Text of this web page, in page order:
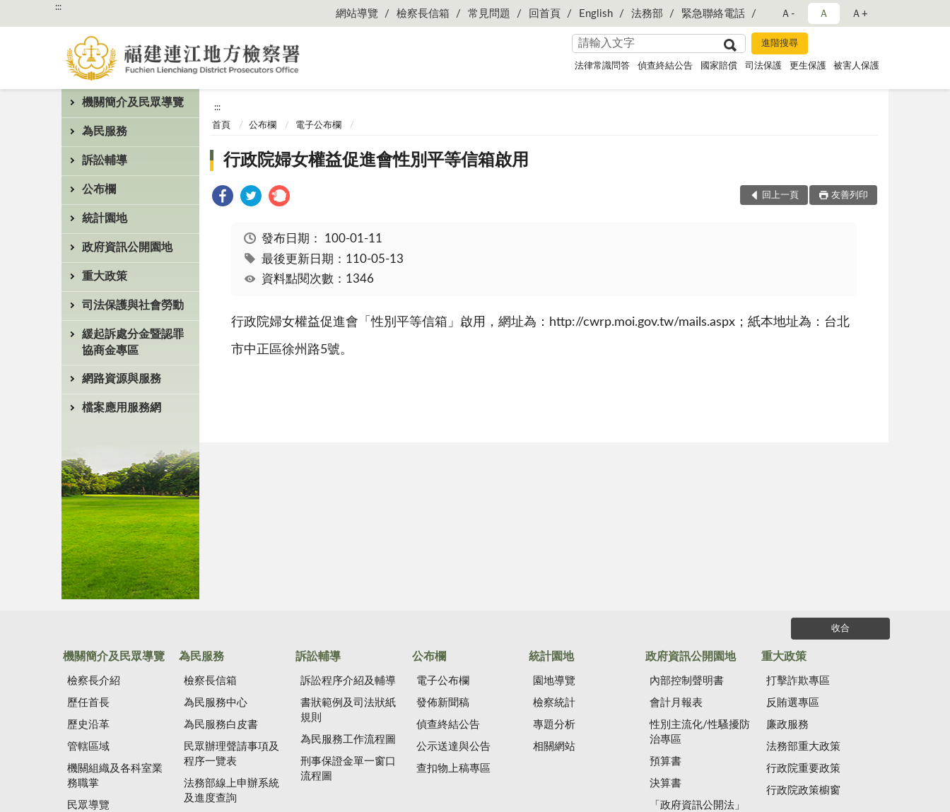
:::
網站導覽 檢察長信箱 常見問題 回首頁 English 法務部 緊急聯絡電話 Ａ- Ａ Ａ+
法律常識問答 偵查終結公告 國家賠償 司法保護 更生保護 被害人保護
機關簡介及民眾導覽
為民服務
訴訟輔導
公布欄
統計園地
政府資訊公開園地
重大政策
司法保護與社會勞動
緩起訴處分金暨認罪
協商金專區
網路資源與服務
檔案應用服務網
:::
首頁 公布欄 電子公布欄
行政院婦女權益促進會性別平等信箱啟用
回上一頁 友善列印
發布日期： 100-01-11
最後更新日期：110-05-13
資料點閱次數：1346
行政院婦女權益促進會「性別平等信箱」啟用，網址為：http://cwrp.moi.gov.tw/mails.aspx；紙本地址為：台北
市中正區徐州路5號。
收合
機關簡介及民眾導覽
檢察長介紹
歷任首長
歷史沿革
管轄區域
機關組織及各科室業
務職掌
民眾導覽
為民服務
檢察長信箱
為民服務中心
為民服務白皮書
民眾辦理聲請事項及
程序一覽表
法務部線上申辦系統
及進度查詢
訴訟輔導
訴訟程序介紹及輔導
書狀範例及司法狀紙
規則
為民服務工作流程圖
刑事保證金單一窗口
流程圖
公布欄
電子公布欄
發佈新聞稿
偵查終結公告
公示送達與公告
查扣物上稿專區
統計園地
園地導覽
檢察統計
專題分析
相關網站
政府資訊公開園地
內部控制聲明書
會計月報表
性別主流化/性騷擾防
治專區
預算書
決算書
「政府資訊公開法」
重大政策
打擊詐欺專區
反賄選專區
廉政服務
法務部重大政策
行政院重要政策
行政院政策櫥窗